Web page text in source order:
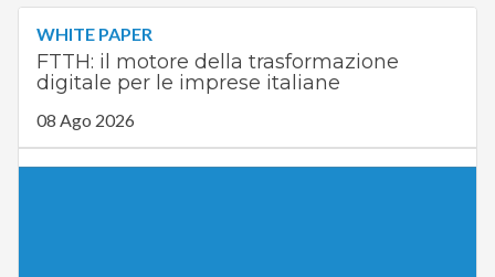
WHITE PAPER
FTTH: il motore della trasformazione
digitale per le imprese italiane
08 Ago 2026